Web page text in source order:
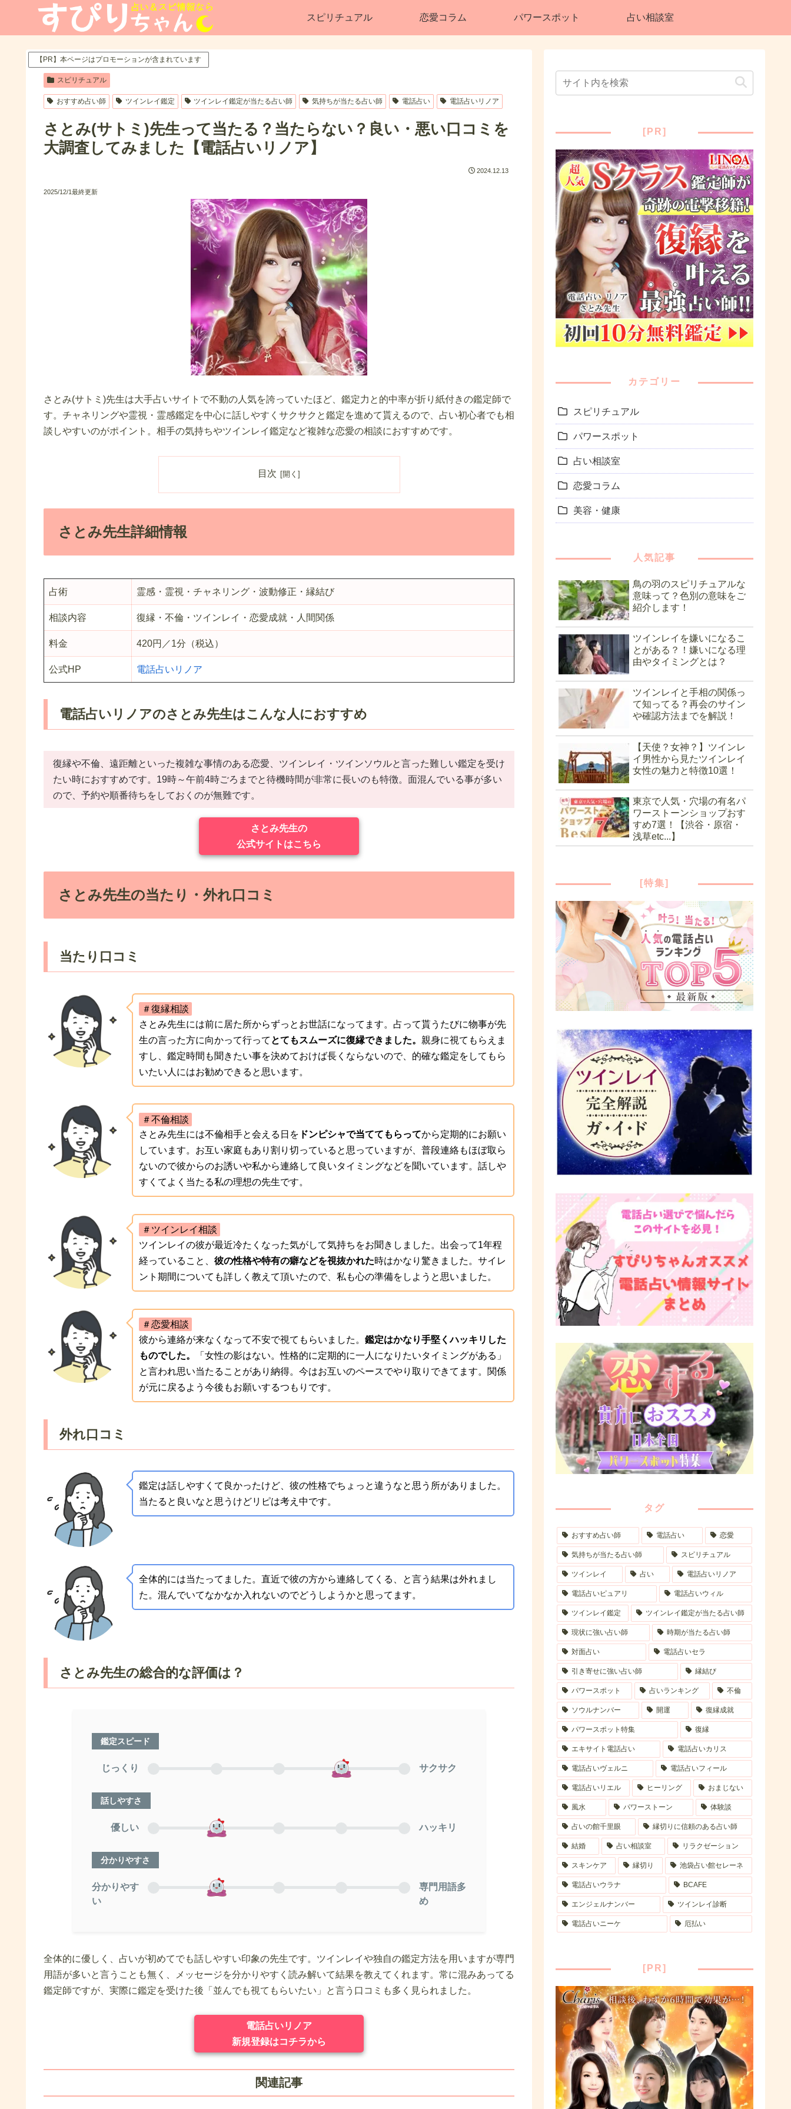
スピリチュアル 恋愛コラム パワースポット 占い相談室
【PR】本ページはプロモーションが含まれています
スピリチュアル
おすすめ占い師 ツインレイ鑑定 ツインレイ鑑定が当たる占い師 気持ちが当たる占い師 電話占い 電話占いリノア
さとみ(サトミ)先生って当たる？当たらない？良い・悪い口コミを
大調査してみました【電話占いリノア】
2024.12.13
2025/12/1最終更新
さとみ(サトミ)先生は大手占いサイトで不動の人気を誇っていたほど、鑑定力と的中率が折り紙付きの鑑定師で
す。チャネリングや霊視・霊感鑑定を中心に話しやすくサクサクと鑑定を進めて貰えるので、占い初心者でも相
談しやすいのがポイント。相手の気持ちやツインレイ鑑定など複雑な恋愛の相談におすすめです。
目次
さとみ先生詳細情報
占術 霊感・霊視・チャネリング・波動修正・縁結び
相談内容 復縁・不倫・ツインレイ・恋愛成就・人間関係
料金 420円／1分（税込）
公式HP 電話占いリノア
電話占いリノアのさとみ先生はこんな人におすすめ
復縁や不倫、遠距離といった複雑な事情のある恋愛、ツインレイ・ツインソウルと言った難しい鑑定を受け
たい時におすすめです。19時～午前4時ごろまでと待機時間が非常に長いのも特徴。面混んでいる事が多い
ので、予約や順番待ちをしておくのが無難です。
さとみ先生の
公式サイトはこちら
さとみ先生の当たり・外れ口コミ
当たり口コミ
＃復縁相談
さとみ先生には前に居た所からずっとお世話になってます。占って貰うたびに物事が先
生の言った方に向かって行って とてもスムーズに復縁できました。 親身に視てもらえま
すし、鑑定時間も聞きたい事を決めておけば長くならないので、的確な鑑定をしてもら
いたい人にはお勧めできると思います。
＃不倫相談
さとみ先生には不倫相手と会える日を ドンピシャで当ててもらってから定期的にお願い
しています。お互い家庭もあり割り切っていると思っていますが、普段連絡もほぼ取ら
ないので彼からのお誘いや私から連絡して良いタイミングなどを聞いています。話しや
すくてよく当たる私の理想の先生です。
＃ツインレイ相談
ツインレイの彼が最近冷たくなった気がして気持ちをお聞きしました。出会って1年程
経っていること、 彼の性格や特有の癖などを視抜かれた時はかなり驚きました。サイレ
ント期間についても詳しく教えて頂いたので、私も心の準備をしようと思いました。
＃恋愛相談
彼から連絡が来なくなって不安で視てもらいました。 鑑定はかなり手堅くハッキリした
ものでした。
「女性の影はない。性格的に定期的に一人になりたいタイミングがある」
と言われ思い当たることがあり納得。今はお互いのペースでやり取りできてます。関係
が元に戻るよう今後もお願いするつもりです。
外れ口コミ
鑑定は話しやすくて良かったけど、彼の性格でちょっと違うなと思う所がありました。
当たると良いなと思うけどリピは考え中です。
全体的には当たってました。直近で彼の方から連絡してくる、と言う結果は外れまし
た。混んでいてなかなか入れないのでどうしようかと思ってます。
さとみ先生の総合的な評価は？
鑑定スピード
じっくり サクサク
話しやすさ
優しい ハッキリ
分かりやすさ
分かりやす
い
専門用語多
め
全体的に優しく、占いが初めてでも話しやすい印象の先生です。ツインレイや独自の鑑定方法を用いますが専門
用語が多いと言うことも無く、メッセージを分かりやすく読み解いて結果を教えてくれます。常に混みあってる
鑑定師ですが、実際に鑑定を受けた後「並んでも視てもらいたい」と言う口コミも多く見られました。
電話占いリノア
新規登録はコチラから
関連記事
[PR]
カテゴリー
スピリチュアル
パワースポット
占い相談室
恋愛コラム
美容・健康
人気記事
鳥の羽のスピリチュアルな
意味って？色別の意味をご
紹介します！
ツインレイを嫌いになるこ
とがある？！嫌いになる理
由やタイミングとは？
ツインレイと手相の関係っ
て知ってる？再会のサイン
や確認方法までを解説！
【天使？女神？】ツインレ
イ男性から見たツインレイ
女性の魅力と特徴10選！
東京で人気・穴場の有名パ
ワーストーンショップおす
すめ7選！【渋谷・原宿・
浅草etc...】
[特集]
タグ
おすすめ占い師 電話占い 恋愛
気持ちが当たる占い師 スピリチュアル
ツインレイ 占い 電話占いリノア
電話占いピュアリ 電話占いウィル
ツインレイ鑑定 ツインレイ鑑定が当たる占い師
現状に強い占い師 時期が当たる占い師
対面占い 電話占いセラ
引き寄せに強い占い師 縁結び
パワースポット 占いランキング 不倫
ソウルナンバー 開運 復縁成就
パワースポット特集 復縁
エキサイト電話占い 電話占いカリス
電話占いヴェルニ 電話占いフィール
電話占いリエル ヒーリング おまじない
風水 パワーストーン 体験談
占いの館千里眼 縁切りに信頼のある占い師
結婚 占い相談室 リラクゼーション
スキンケア 縁切り 池袋占い館セレーネ
電話占いウラナ BCAFE
エンジェルナンバー ツインレイ診断
電話占いニーケ 厄払い
[PR]